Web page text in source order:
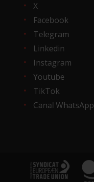
X
Facebook
Telegram
Linkedin
Instagram
Youtube
TikTok
Canal WhatsApp